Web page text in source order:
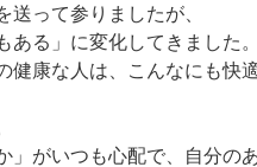
って参りましたが、
ある」に変化してきました。
康な人は、こんなにも快
がいつも心配で、自分の